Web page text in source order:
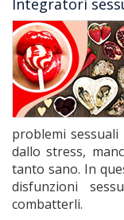
Integratori
problemi
dallo stress,
tanto sano. In
disfunzioni
combatterli.